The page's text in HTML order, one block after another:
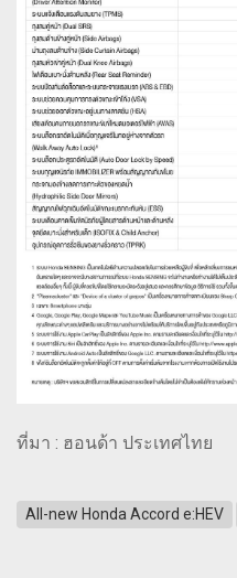
ที่มา : ฮอนด้า ประเทศไทย
All-new Honda Accord e:HEV